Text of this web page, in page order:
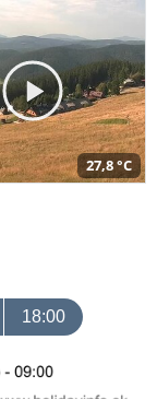
27,8 °C
18:00